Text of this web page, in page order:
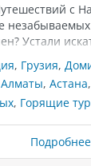
с
Устали
и
ваше
но и
, Грузия,
Алматы, Астана,
, Горящие
Подробнее